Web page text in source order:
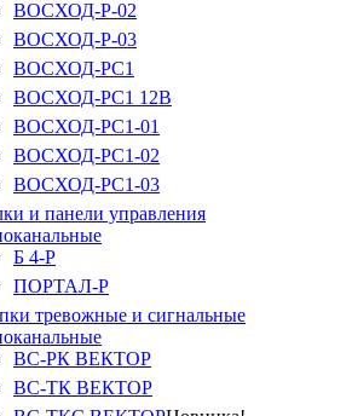
ВОСХОД-Р-02
ВОСХОД-Р-03
ВОСХОД-РС1
ВОСХОД-РС1 12В
ВОСХОД-РС1-01
ВОСХОД-РС1-02
ВОСХОД-РС1-03
и панели управления
Б 4-Р
ПОРТАЛ-Р
тревожные и сигнальные
ВС-РК ВЕКТОР
ВС-ТК ВЕКТОР